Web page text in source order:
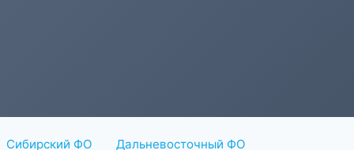
Сибирский ФО Дальневосточный ФО